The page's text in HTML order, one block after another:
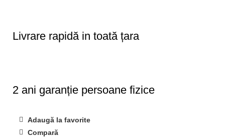
Livrare rapidă in toată țara
2 ani garanție persoane fizice
Adaugă la favorite
Compară